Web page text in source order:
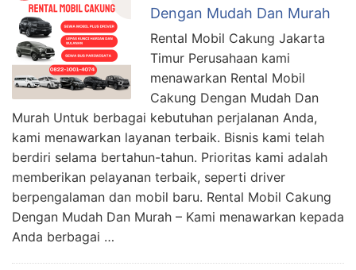
Dengan Mudah Dan Murah
Rental Mobil Cakung Jakarta
Timur Perusahaan kami
menawarkan Rental Mobil
Cakung Dengan Mudah Dan
Murah Untuk berbagai kebutuhan perjalanan Anda,
kami menawarkan layanan terbaik. Bisnis kami telah
berdiri selama bertahun-tahun. Prioritas kami adalah
memberikan pelayanan terbaik, seperti driver
berpengalaman dan mobil baru. Rental Mobil Cakung
Dengan Mudah Dan Murah – Kami menawarkan kepada
Anda berbagai …